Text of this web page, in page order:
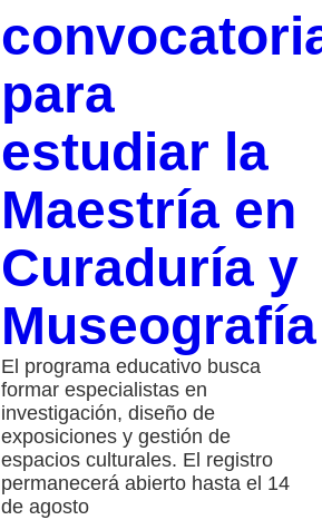
para
estudiar la
Maestría en
Curaduría y
Museografía
El programa educativo busca
formar especialistas en
investigación, diseño de
exposiciones y gestión de
espacios culturales. El registro
permanecerá abierto hasta el 14
de agosto